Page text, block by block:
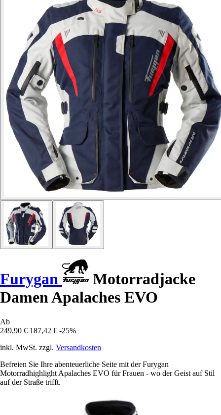
Furygan
Motorradjacke
Damen Apalaches EVO
Ab
249,90 € 187,42 € -25%
inkl. MwSt. zzgl. Versandkosten
Befreien Sie Ihre abenteuerliche Seite mit der Furygan
Motorradhighlight Apalaches EVO für Frauen - wo der Geist auf Stil
auf der Straße trifft.